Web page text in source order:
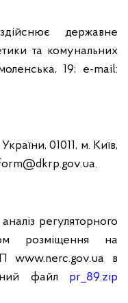
державне
та комунальних
19; e-mail:
01011, м. Київ,
ua.
регуляторного
розміщення на
www.nerc.gov.ua в
файл
pr_89.zip